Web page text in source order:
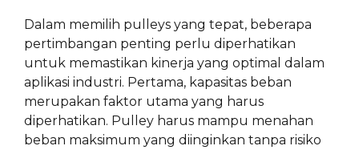
Dalam memilih pulleys yang tepat, beberapa
pertimbangan penting perlu diperhatikan
untuk memastikan kinerja yang optimal dalam
aplikasi industri. Pertama, kapasitas beban
merupakan faktor utama yang harus
diperhatikan. Pulley harus mampu menahan
beban maksimum yang diinginkan tanpa risiko